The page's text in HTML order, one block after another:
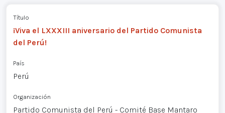
Título
¡Viva el LXXXIII aniversario del Partido Comunista
del Perú!
País
Perú
Organización
Partido Comunista del Perú - Comité Base Mantaro